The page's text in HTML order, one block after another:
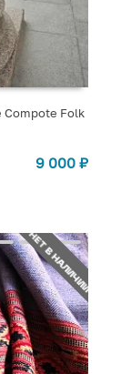
Folk
9 000 ₽
НЕТ В НАЛИЧИИ